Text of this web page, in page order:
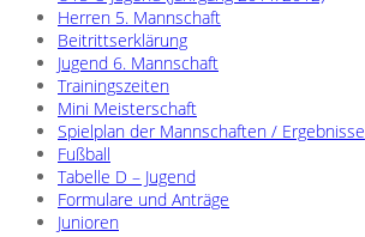
Herren 5. Mannschaft
Beitrittserklärung
Jugend 6. Mannschaft
Trainingszeiten
Mini Meisterschaft
Spielplan der Mannschaften / Ergebnisse
Fußball
Tabelle D – Jugend
Formulare und Anträge
Junioren